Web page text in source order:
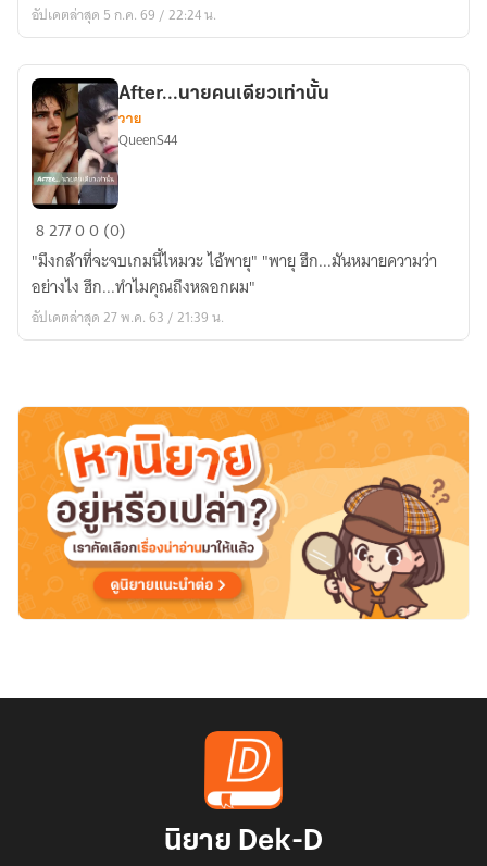
อัปเดตล่าสุด 5 ก.ค. 69 / 22:24 น.
After...นาย
คน
เดียว
เท่านั้น
After...นายคนเดียวเท่านั้น
วาย
QueenS44
827700 (0)
"มึงกล้าที่จะจบเกมนี้ไหมวะ ไอ้พายุ" "พายุ ฮึก...มันหมายความว่า
อย่างไง ฮึก...ทำไมคุณถึงหลอกผม"
อัปเดตล่าสุด 27 พ.ค. 63 / 21:39 น.
นิยาย Dek-D